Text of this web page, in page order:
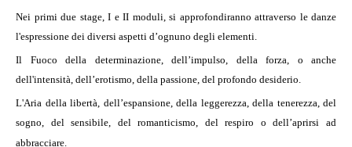
Nei primi due stage, I e II moduli, si approfondiranno attraverso le danze
l'espressione dei diversi aspetti d’ognuno degli elementi.
Il Fuoco della determinazione, dell’impulso, della forza, o anche
dell'intensità, dell’erotismo, della passione, del profondo desiderio.
L'Aria della libertà, dell’espansione, della leggerezza, della tenerezza, del
sogno, del sensibile, del romanticismo, del respiro o dell’aprirsi ad
abbracciare.